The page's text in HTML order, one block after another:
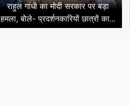
राहुल गांधी का मोदी सरकार पर बड़ा
हमला, बोले- प्रदर्शनकारियों छात्रों का...